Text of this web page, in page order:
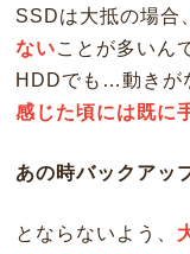
SSDは大抵の場合、
ないことが多いん
HDDでも…動きが
感じた頃には既に
あの時バックアッ
とならないよう、